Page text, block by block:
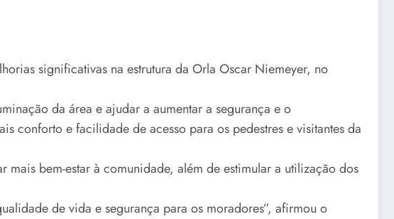
significativas na estrutura da Orla Oscar Niemeyer, no
da área e ajudar a aumentar a segurança e o
conforto e facilidade de acesso para os pedestres e visitantes da
bem-estar à comunidade, além de estimular a utilização dos
de vida e segurança para os moradores”, afirmou o